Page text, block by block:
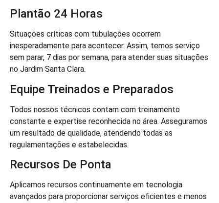
Plantão 24 Horas
Situações críticas com tubulações ocorrem
inesperadamente para acontecer. Assim, temos serviço
sem parar, 7 dias por semana, para atender suas situações
no Jardim Santa Clara.
Equipe Treinados e Preparados
Todos nossos técnicos contam com treinamento
constante e expertise reconhecida no área. Asseguramos
um resultado de qualidade, atendendo todas as
regulamentações e estabelecidas.
Recursos De Ponta
Aplicamos recursos continuamente em tecnologia
avançados para proporcionar serviços eficientes e menos